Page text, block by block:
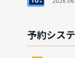
予約シス